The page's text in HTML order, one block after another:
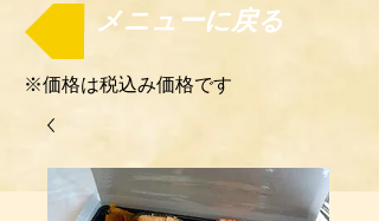
メニューに戻る
※価格は税込み価格です